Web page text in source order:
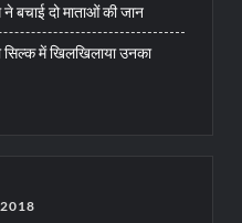
बचाई दो माताओं की जान
में खिलखिलाया उनका